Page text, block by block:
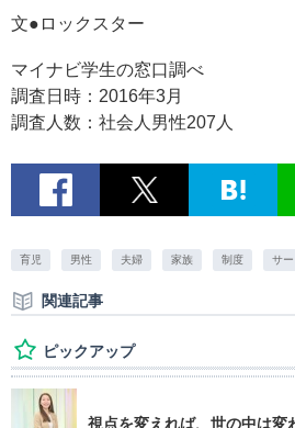
文●ロックスター
マイナビ学生の窓口調べ
調査日時：2016年3月
調査人数：社会人男性207人
育児 男性 夫婦 家族 制度 サー
関連記事
ピックアップ
視点を変えれば、世の中は